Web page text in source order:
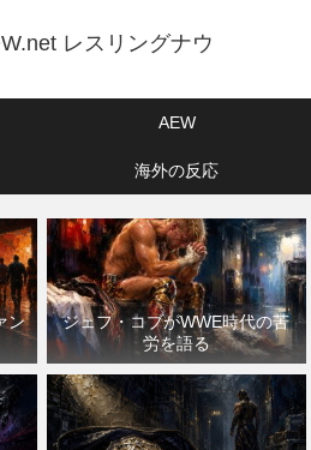
レスリングナウ
AEW
海外の反応
ン
ジェフ・コブがWWE時代の苦
労を語る